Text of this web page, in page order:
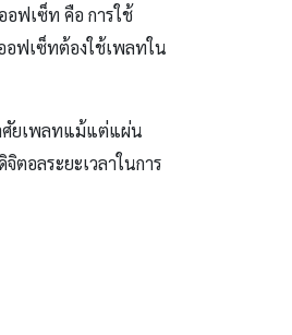
ฟเซ็ท คือ การใช้
อฟเซ็ทต้องใช้เพลทใน
ศัยเพลทแม้แต่แผ่น
ตอลระยะเวลาในการ